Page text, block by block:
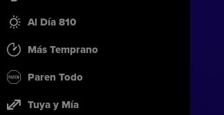
Al Día 810
Más Temprano
Paren Todo
Tuya y Mía